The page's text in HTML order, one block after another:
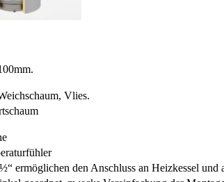
Vlies.
ermöglichen den Anschluss an Heizkessel und